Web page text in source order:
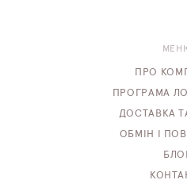
ПРО
ПРОГРАМА
ДОСТАВКА
ОБМІН І